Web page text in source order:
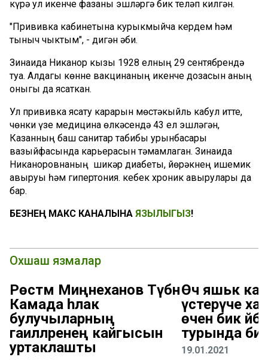
күрә ул икенче фазаны эшләргә бик теләп килгән.
"Прививка кабинетына курыкмыйча кердем һәм
тыныч чыктым", - дигән әби.
Зинаида Никанор кызы 1928 елның 29 сентябрендә
туа. Алдагы көнне вакцинаның икенче дозасын аның
оныгы да ясаткан.
Ул прививка ясату карарын мөстәкыйль кабул итте,
чөнки үзе медицина өлкәсендә 43 ел эшләгән,
Казанның баш санитар табибы урынбасары
вазыйфасында карьерасын тәмамлаган. Зинаида
Никаноровнаның шикәр диабеты, йөрәкнең ишемик
авыруы һәм гипертония. кебек хроник авырулары да
бар.
БЕЗНЕҢ МАКС КАНАЛЫНА ЯЗЫЛЫГЫЗ!
Охшаш язмалар
Рөстәм Миңнеханов Түбән
Камада һәлак
булучыларның
гаиләләренең кайгысын
уртаклашты
Өч яшькә
үстерүче
өчен бик
турында
19.01.2021